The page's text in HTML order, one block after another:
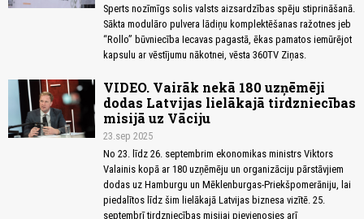
Sperts nozīmīgs solis valsts aizsardzības spēju stiprināšanā.
Sākta modulāro pulvera lādiņu komplektēšanas ražotnes jeb
“Rollo” būvniecība Iecavas pagastā, ēkas pamatos iemūrējot
kapsulu ar vēstījumu nākotnei, vēsta 360TV Ziņas.
VIDEO. Vairāk nekā 180 uzņēmēji
dodas Latvijas lielākajā tirdzniecības
misijā uz Vāciju
23.sep 2025
No 23. līdz 26. septembrim ekonomikas ministrs Viktors
Valainis kopā ar 180 uzņēmēju un organizāciju pārstāvjiem
dodas uz Hamburgu un Mēklenburgas-Priekšpomerāniju, lai
piedalītos līdz šim lielākajā Latvijas biznesa vizītē. 25.
septembrī tirdzniecības misijai pievienosies arī